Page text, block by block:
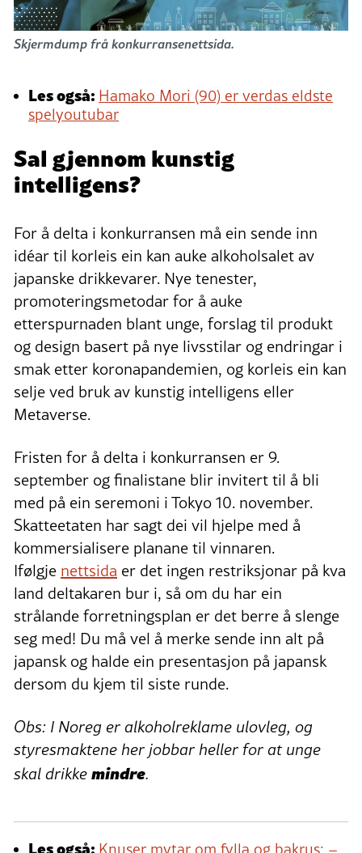
Skjermdump frå konkurransenettsida.
Les også: Hamako Mori (90) er verdas eldste
spelyoutubar
Sal gjennom kunstig
intelligens?
For å delta i konkurransen må ein sende inn
idéar til korleis ein kan auke alkoholsalet av
japanske drikkevarer. Nye tenester,
promoteringsmetodar for å auke
etterspurnaden blant unge, forslag til produkt
og design basert på nye livsstilar og endringar i
smak etter koronapandemien, og korleis ein kan
selje ved bruk av kunstig intelligens eller
Metaverse.
Fristen for å delta i konkurransen er 9.
september og finalistane blir invitert til å bli
med på ein seremoni i Tokyo 10. november.
Skatteetaten har sagt dei vil hjelpe med å
kommersialisere planane til vinnaren.
Ifølgje nettsida er det ingen restriksjonar på kva
land deltakaren bur i, så om du har ein
strålande forretningsplan er det berre å slenge
seg med! Du må vel å merke sende inn alt på
japansk og halde ein presentasjon på japansk
dersom du kjem til siste runde.
Obs: I Noreg er alkoholreklame ulovleg, og
styresmaktene her jobbar heller for at unge
skal drikkemindre.
Les også: